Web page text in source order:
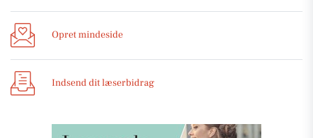
Opret mindeside
Indsend dit læserbidrag